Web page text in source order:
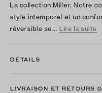
La collection Miller. Notre
style intemporel et un
réversible se… Lire la suite
DÉTAILS
LIVRAISON ET RETOURS